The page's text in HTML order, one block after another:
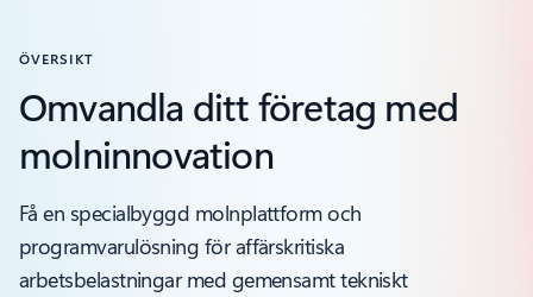
ÖVERSIKT
Omvandla ditt företag med
molninnovation
Få en specialbyggd molnplattform och
programvarulösning för affärskritiska
arbetsbelastningar med gemensamt tekniskt